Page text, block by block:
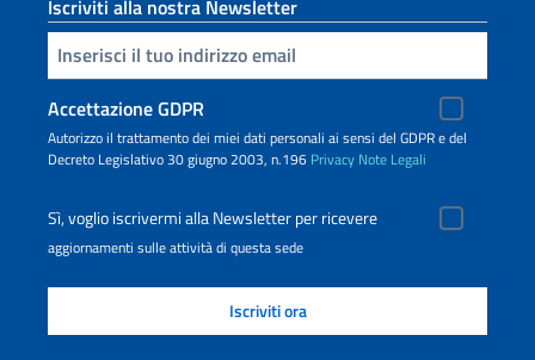
Iscriviti alla nostra Newsletter
Inserisci la tua email
Accettazione GDPR
Autorizzo il trattamento dei miei dati personali ai sensi del GDPR e del
Decreto Legislativo 30 giugno 2003, n.196 Privacy Note Legali
Sì, voglio iscrivermi alla Newsletter per ricevere
aggiornamenti sulle attività di questa sede